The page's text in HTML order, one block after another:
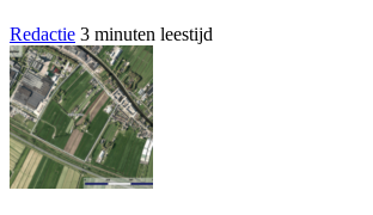
Redactie 3 minuten leestijd